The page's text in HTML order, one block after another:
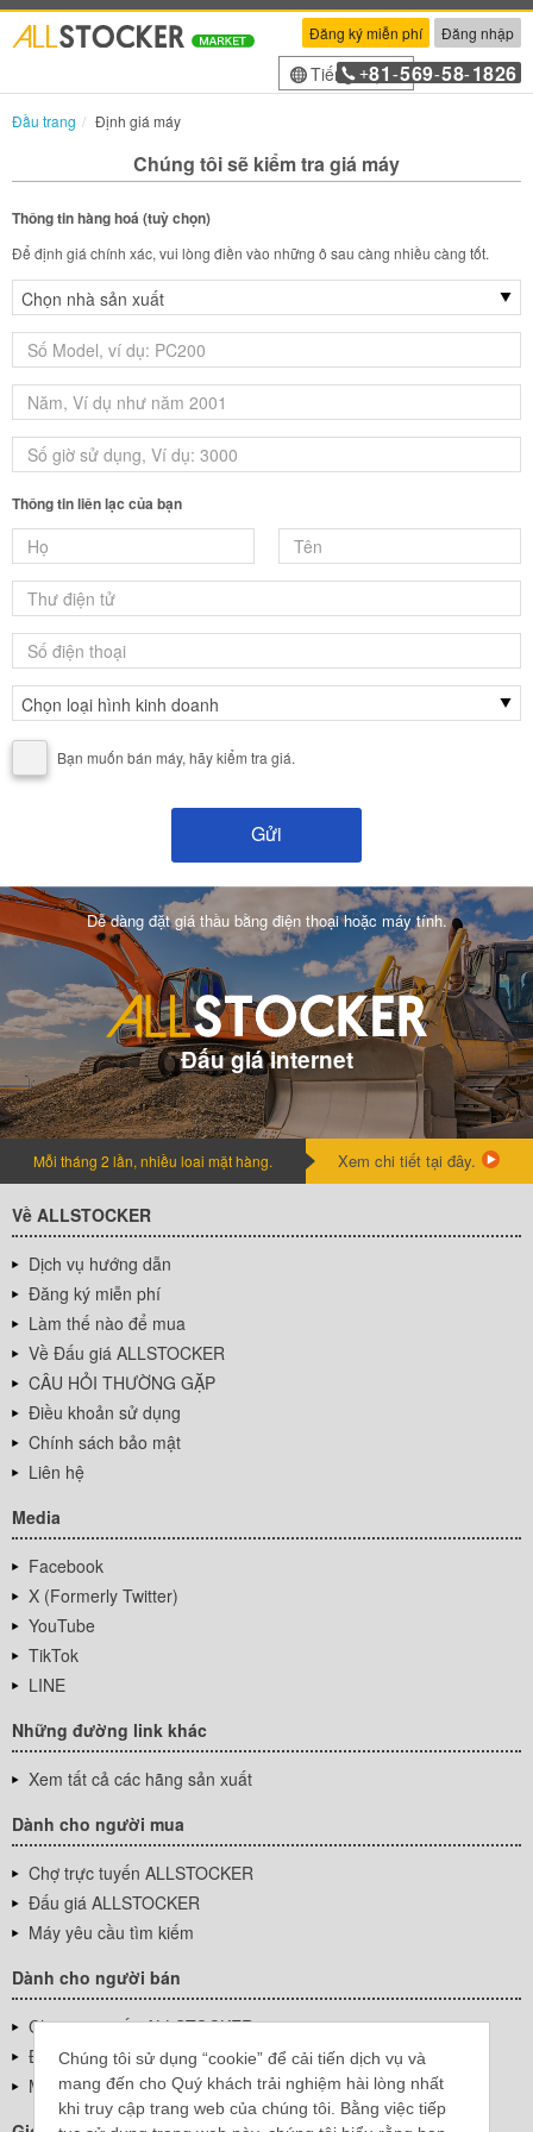
Chúng tôi sử dụng “cookie” để cải tiến dịch vụ và
mang đến cho Quý khách trải nghiệm hài lòng nhất
khi truy cập trang web của chúng tôi. Bằng việc tiếp
Đăng ký miễn phí Đăng nhập
Tiếng Việt
+81 -569-58-1826
Đầu trang Định giá máy
Chúng tôi sẽ kiểm tra giá máy
Thông tin hàng hoá (tuỳ chọn)
Để định giá chính xác, vui lòng điền vào những ô sau càng nhiều càng tốt.
Thông tin liên lạc của bạn
Bạn muốn bán máy, hãy kiểm tra giá.
Dễ dàng đặt giá thầu bằng điện thoại hoặc máy tính.
Đấu giá internet
Mỗi tháng 2 lần, nhiều loai mặt hàng. Xem chi tiết tại đây.
Về ALLSTOCKER
Dịch vụ hướng dẫn
Đăng ký miễn phí
Làm thế nào để mua
Về Đấu giá ALLSTOCKER
CÂU HỎI THƯỜNG GẶP
Điều khoản sử dụng
Chính sách bảo mật
Liên hệ
Media
Facebook
X (Formerly Twitter)
YouTube
TikTok
LINE
Những đường link khác
Xem tất cả các hãng sản xuất
Dành cho người mua
Chợ trực tuyến ALLSTOCKER
Đấu giá ALLSTOCKER
Máy yêu cầu tìm kiếm
Dành cho người bán
Chợ trực tuyến ALLSTOCKER
Đấu giá ALLSTOCKER
Máy yêu cầu tìm kiếm